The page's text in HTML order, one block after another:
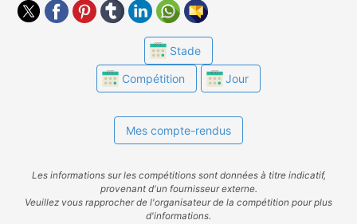
Stade
Compétition Jour
Mes compte-rendus
Les informations sur les compétitions sont données à titre indicatif,
provenant d'un fournisseur externe.
Veuillez vous rapprocher de l'organisateur de la compétition pour plus
d'informations.